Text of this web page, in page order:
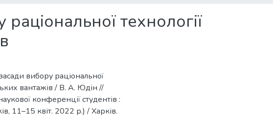
технології
вибору раціональної
вантажів / В. А. Юдін //
конференції студентів :
11–15 квіт. 2022 р.) / Харків.